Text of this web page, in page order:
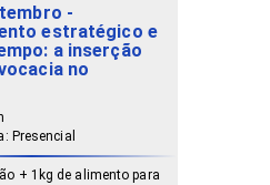
-
estratégico e
a inserção
no
Presencial
+ 1kg de alimento para